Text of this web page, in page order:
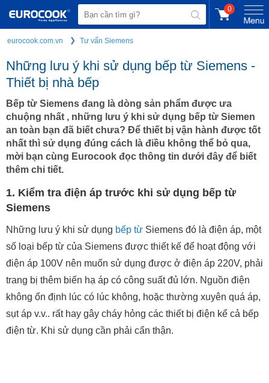
0
eurocook.com.vn Tư vấn Siemens
Những lưu ý khi sử dụng bếp từ Siemens -
Thiết bị nhà bếp
Bếp từ Siemens đang là dòng sản phẩm được ưa
chuộng nhất , những lưu ý khi sử dụng bếp từ Siemen
an toàn bạn đã biết chưa? Để thiết bị vận hành được tốt
nhất thì sử dụng đúng cách là điều không thể bỏ qua,
mời bạn cùng Eurocook đọc thông tin dưới đây để biết
thêm chi tiết.
1. Kiểm tra điện áp trước khi sử dụng bếp từ
Siemens
Những lưu ý khi sử dụng bếp từ Siemens đó là điện áp, một
số loại bếp từ của Siemens được thiết kế để hoạt động với
điện áp 100V nên muốn sử dụng được ở điện áp 220V, phải
trang bị thêm biến hạ áp có công suất đủ lớn. Nguồn điện
không ổn định lúc có lúc không, hoặc thường xuyên quá áp,
sụt áp v.v.. rất hay gây cháy hỏng các thiết bị điện kể cả bếp
điện từ. Khi sử dụng cần phải cẩn thận.